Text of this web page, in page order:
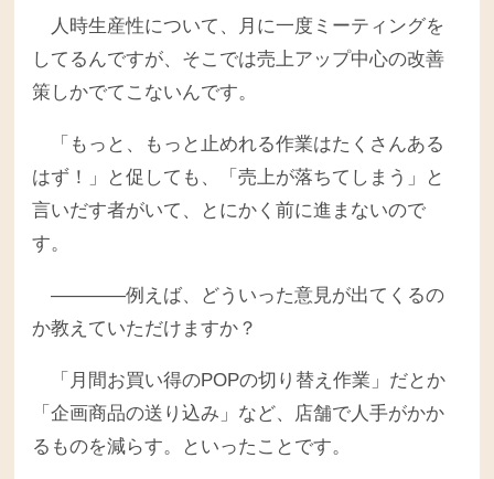
人時生産性について、月に一度ミーティングを
してるんですが、そこでは売上アップ中心の改善
策しかでてこないんです。
「もっと、もっと止めれる作業はたくさんある
はず！」と促しても、「売上が落ちてしまう」と
言いだす者がいて、とにかく前に進まないので
す。
――――例えば、どういった意見が出てくるの
か教えていただけますか？
「月間お買い得のPOPの切り替え作業」だとか
「企画商品の送り込み」など、店舗で人手がかか
るものを減らす。といったことです。